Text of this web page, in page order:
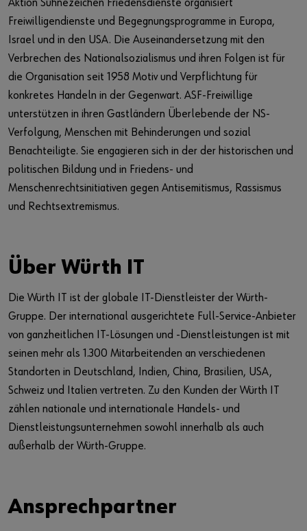
Aktion Sühnezeichen Friedensdienste organisiert
Freiwilligendienste und Begegnungsprogramme in Europa,
Israel und in den USA. Die Auseinandersetzung mit den
Verbrechen des Nationalsozialismus und ihren Folgen ist für
die Organisation seit 1958 Motiv und Verpflichtung für
konkretes Handeln in der Gegenwart. ASF-Freiwillige
unterstützen in ihren Gastländern Überlebende der NS-
Verfolgung, Menschen mit Behinderungen und sozial
Benachteiligte. Sie engagieren sich in der der historischen und
politischen Bildung und in Friedens- und
Menschenrechtsinitiativen gegen Antisemitismus, Rassismus
und Rechtsextremismus.
Über Würth IT
Die Würth IT ist der globale IT-Dienstleister der Würth-
Gruppe. Der international ausgerichtete Full-Service-Anbieter
von ganzheitlichen IT-Lösungen und -Dienstleistungen ist mit
seinen mehr als 1.300 Mitarbeitenden an verschiedenen
Standorten in Deutschland, Indien, China, Brasilien, USA,
Schweiz und Italien vertreten. Zu den Kunden der Würth IT
zählen nationale und internationale Handels- und
Dienstleistungsunternehmen sowohl innerhalb als auch
außerhalb der Würth-Gruppe.
Ansprechpartner